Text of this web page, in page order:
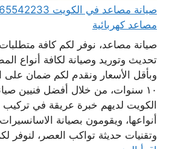
مصاعد كهربائية
صيانة مصاعد، نوفر لكم كافة
تحديث وتوريد وصيانة لكافة أنواع
وبأقل الأسعار ونقدم لكم ضمان على
١٠ سنوات، من خلال أفضل فنيين
الكويت لديهم خبرة عريقة في تركيب
أنواعها، ويقومون بصيانة
وتقنيات حديثة تواكب العصر، لنوفر